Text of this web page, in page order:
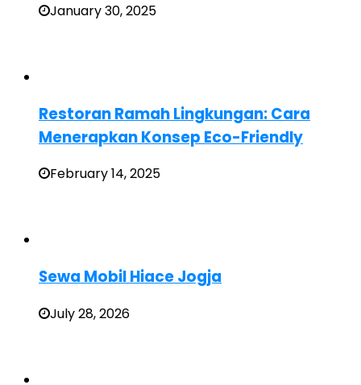
January 30, 2025
Restoran Ramah Lingkungan: Cara
Menerapkan Konsep Eco-Friendly
February 14, 2025
Sewa Mobil Hiace Jogja
July 28, 2026